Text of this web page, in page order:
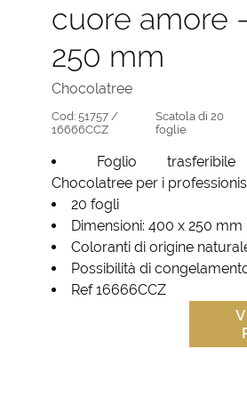
cuore amore
250 mm
Chocolatree
Cod: 51757 /
16666CCZ
Scatola di 20
foglie
Foglio trasferibile
Chocolatree per i
20 fogli
Dimensioni: 400 x 250 mm
Coloranti di origine
Possibilità di
Ref 16666CCZ